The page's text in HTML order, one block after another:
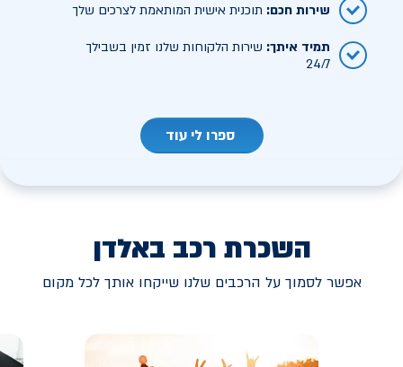
שירות חכם: תוכנית אישית המותאמת לצרכים שלך
תמיד איתך: שירות הלקוחות שלנו זמין בשבילך
24/7
ספרו לי עוד
השכרת רכב באלדן
אפשר לסמוך על הרכבים שלנו שייקחו אותך לכל מקום